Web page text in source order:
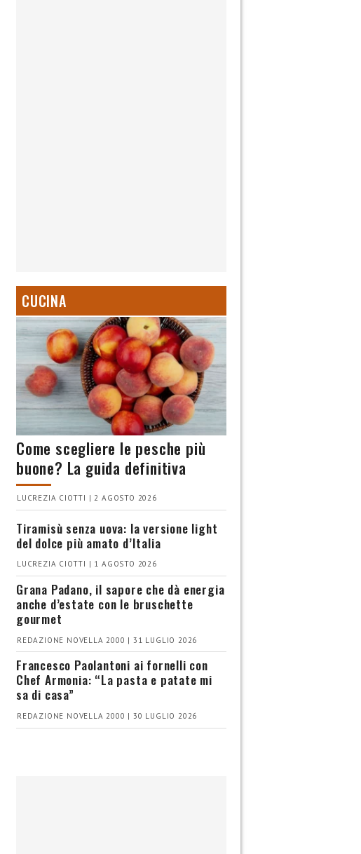
CUCINA
Come scegliere le pesche più
buone? La guida definitiva
LUCREZIA CIOTTI | 2 AGOSTO 2026
Tiramisù senza uova: la versione light
del dolce più amato d’Italia
LUCREZIA CIOTTI | 1 AGOSTO 2026
Grana Padano, il sapore che dà energia
anche d’estate con le bruschette
gourmet
REDAZIONE NOVELLA 2000 | 31 LUGLIO 2026
Francesco Paolantoni ai fornelli con
Chef Armonia: “La pasta e patate mi
sa di casa”
REDAZIONE NOVELLA 2000 | 30 LUGLIO 2026